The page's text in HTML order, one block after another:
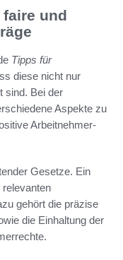
und
Tipps für
diese nicht nur
sind. Bei der
Aspekte zu
Arbeitnehmer-
Gesetze. Ein
gehört die präzise
die Einhaltung der